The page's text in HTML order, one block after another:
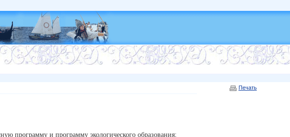
Печать
программу и программу экологического образования;